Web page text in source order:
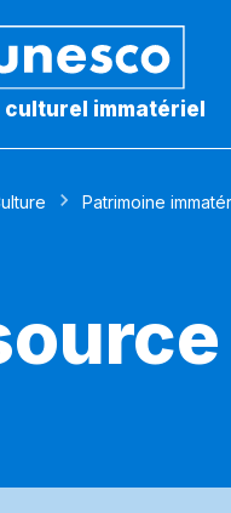
culturel immatériel
Patrimoine